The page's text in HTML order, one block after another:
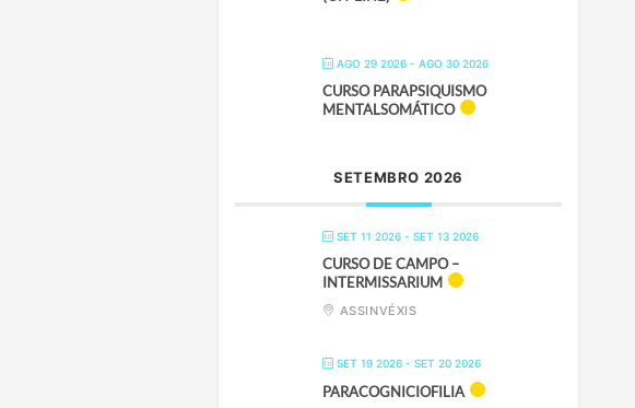
AGO 29 2026 - AGO 30 2026
CURSO PARAPSIQUISMO
MENTALSOMÁTICO
SETEMBRO 2026
SET 11 2026 - SET 13 2026
CURSO DE CAMPO –
INTERMISSARIUM
ASSINVÉXIS
SET 19 2026 - SET 20 2026
PARACOGNICIOFILIA